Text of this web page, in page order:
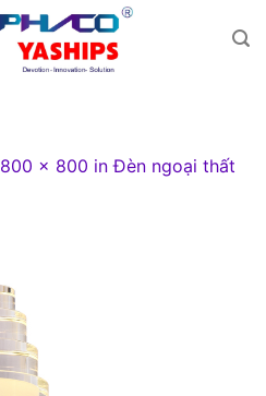
800 × 800 inĐèn ngoại thất